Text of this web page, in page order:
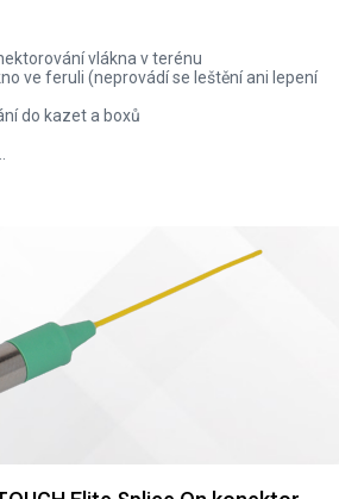
vlákna v terénu
ve feruli (neprovádí se leštění ani lepení
do kazet a boxů